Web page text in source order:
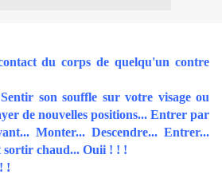
du corps de quelqu'un contre
son souffle sur votre visage ou
de nouvelles positions... Entrer par
Monter... Descendre... Entrer...
chaud... Ouii ! ! !
!